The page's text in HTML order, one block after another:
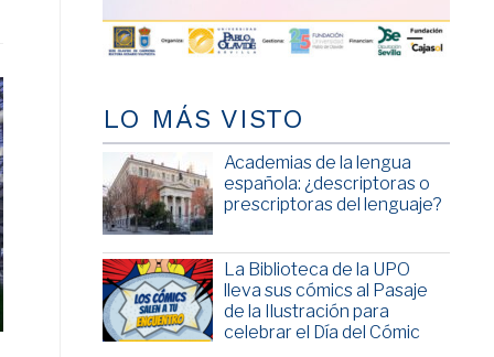
LO MÁS VISTO
Academias de la lengua
española: ¿descriptoras o
prescriptoras del lenguaje?
La Biblioteca de la UPO
lleva sus cómics al Pasaje
de la Ilustración para
celebrar el Día del Cómic